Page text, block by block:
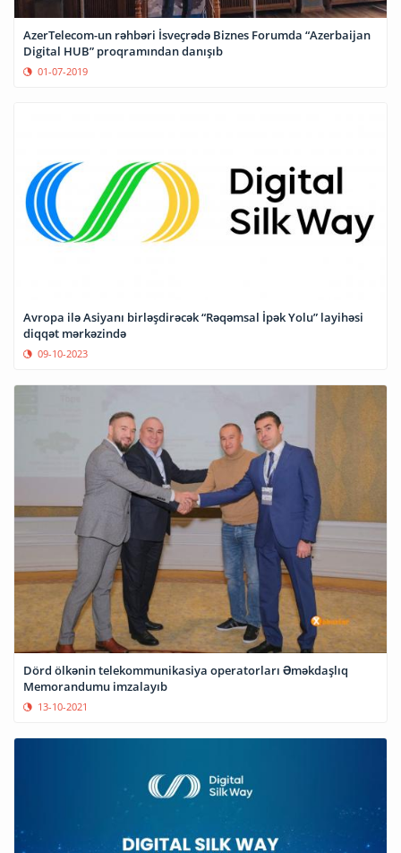
AzerTelecom-un rəhbəri İsveçrədə Biznes Forumda “Azerbaijan
Digital HUB” proqramından danışıb
01-07-2019
Avropa ilə Asiyanı birləşdirəcək “Rəqəmsal İpək Yolu” layihəsi
diqqət mərkəzində
09-10-2023
Dörd ölkənin telekommunikasiya operatorları Əməkdaşlıq
Memorandumu imzalayıb
13-10-2021